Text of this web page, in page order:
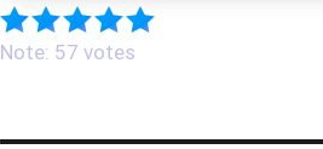
Note: 57 votes